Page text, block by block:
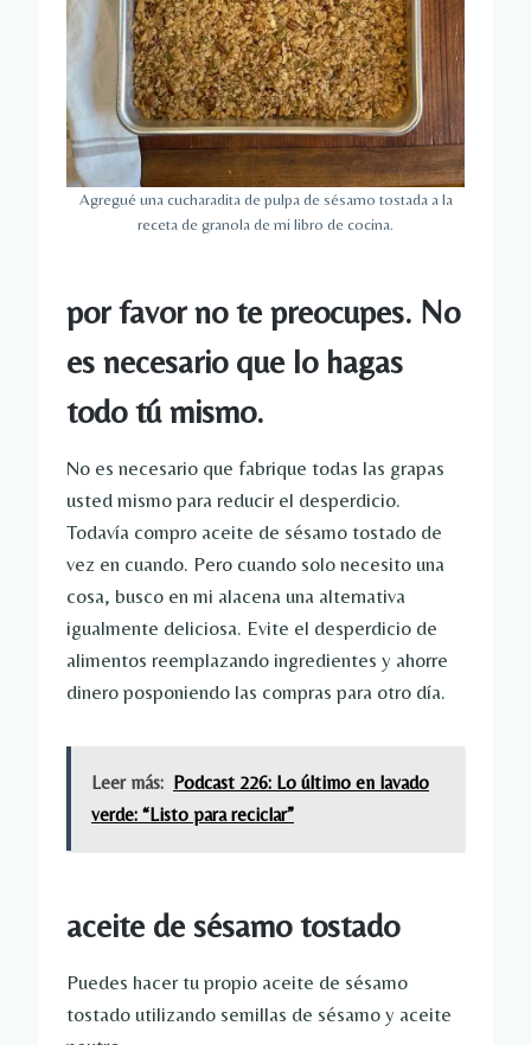
Agregué una cucharadita de pulpa de sésamo tostada a la
receta de granola de mi libro de cocina.
por favor no te preocupes. No
es necesario que lo hagas
todo tú mismo.
No es necesario que fabrique todas las grapas
usted mismo para reducir el desperdicio.
Todavía compro aceite de sésamo tostado de
vez en cuando. Pero cuando solo necesito una
cosa, busco en mi alacena una alternativa
igualmente deliciosa. Evite el desperdicio de
alimentos reemplazando ingredientes y ahorre
dinero posponiendo las compras para otro día.
Leer más: Podcast 226: Lo último en lavado
verde: “Listo para reciclar”
aceite de sésamo tostado
Puedes hacer tu propio aceite de sésamo
tostado utilizando semillas de sésamo y aceite